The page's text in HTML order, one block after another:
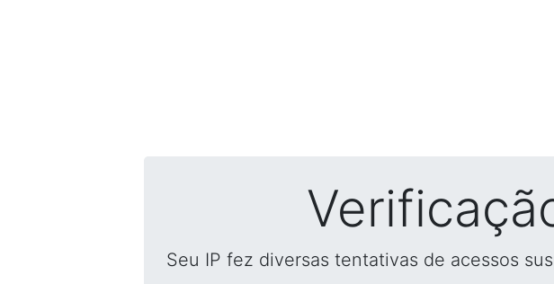
Seu IP fez diversas tentativas de acessos